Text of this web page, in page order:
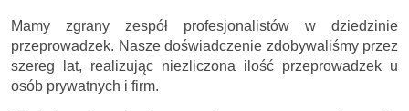
Mamy zgrany zespół profesjonalistów w dziedzinie
przeprowadzek. Nasze doświadczenie zdobywaliśmy przez
szereg lat, realizując niezliczona ilość przeprowadzek u
osób prywatnych i firm.